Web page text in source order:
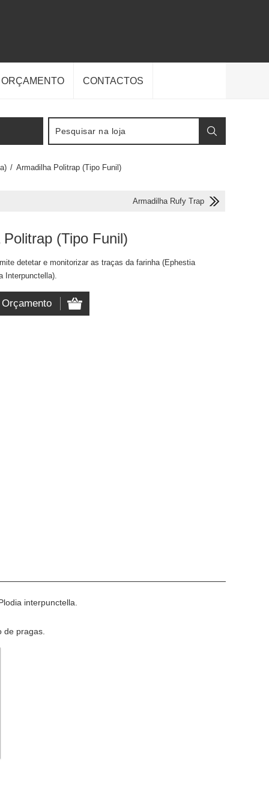
CONTACTOS
/ Armadilha Politrap (Tipo Funil)
Armadilha Rufy Trap
(Tipo Funil)
detetar e monitorizar as traças da farinha (Ephestia
Interpunctella).
interpunctella.
pragas.